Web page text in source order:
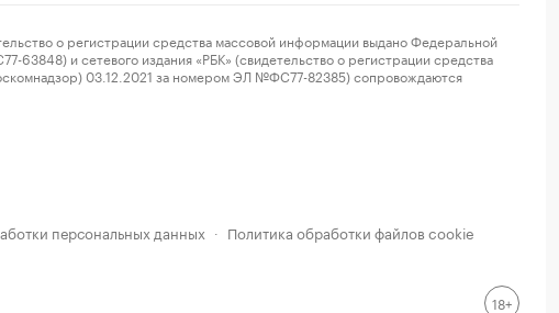
о регистрации средства массовой информации выдано Федеральной
и сетевого издания «РБК» (свидетельство о регистрации средства
03.12.2021 за номером ЭЛ №ФС77-82385) сопровождаются
персональных данных · Политика обработки файлов cookie
18+